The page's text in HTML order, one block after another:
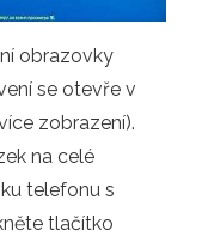
obrazovky
se otevře v
zobrazení).
na celé
telefonu s
tlačítko